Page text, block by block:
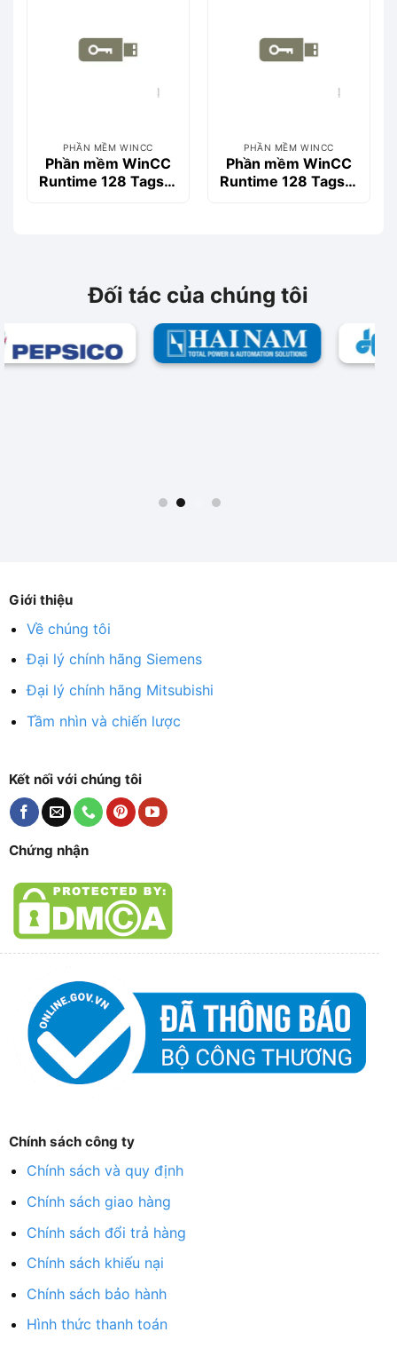
PHẦN MỀM WINCC
Phần mềm WinCC
Runtime 128 Tags->
PHẦN MỀM WINCC
Phần mềm WinCC
Runtime 128 Tags->
Đối tác của chúng tôi
Giới thiệu
Về chúng tôi
Đại lý chính hãng Siemens
Đại lý chính hãng Mitsubishi
Tầm nhìn và chiến lược
Kết nối với chúng tôi
Chứng nhận
Chính sách công ty
Chính sách và quy định
Chính sách giao hàng
Chính sách đổi trả hàng
Chính sách khiếu nại
Chính sách bảo hành
Hình thức thanh toán